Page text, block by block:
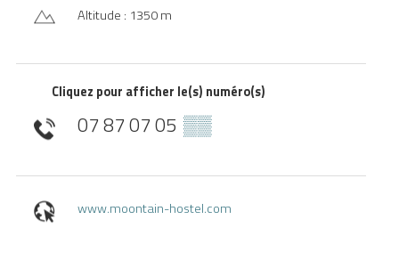
Altitude : 1350 m
Cliquez pour afficher le(s) numéro(s)
07 87 07 05 ▒▒
www.moontain-hostel.com